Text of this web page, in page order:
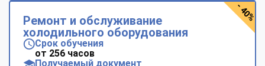
Ремонт и обслуживание
холодильного оборудования
Срок обучения
от 256 часов
Получаемый документ
- 40%